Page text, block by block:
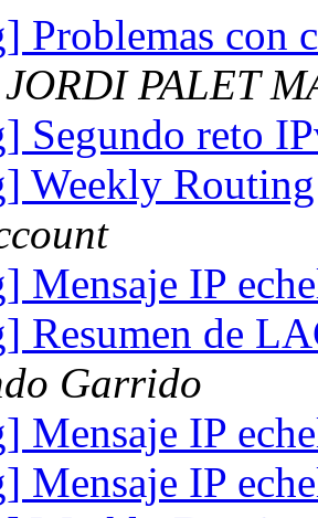
Problemas con
JORDI PALET
Segundo reto
Weekly
Mensaje IP
Resumen de
Garrido
Mensaje IP
Mensaje IP